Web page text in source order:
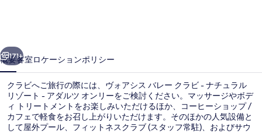
ー
ク
ラ
ビ
次へ
171+
概要客室ロケーションポリシー
クラビへご旅行の際には、ヴォアシス バレー クラビ - ナチュラル
リゾート - アダルツ オンリーをご検討ください。マッサージやボデ
ィ トリートメントをお楽しみいただけるほか、コーヒーショップ /
カフェで軽食をお召し上がりいただけます。そのほかの人気設備と
して屋外プール、フィットネスクラブ (スタッフ常駐)、およびサウ